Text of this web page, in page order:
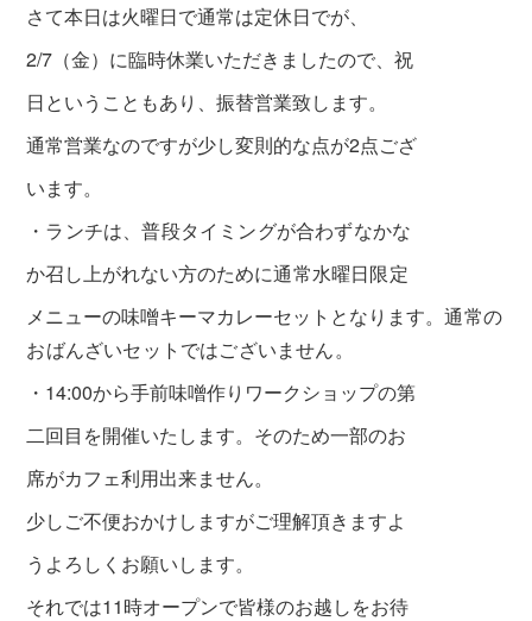
さて本日は火曜日で通常は定休日でが、
2/7（金）に臨時休業いただきましたので、祝
日ということもあり、振替営業致します。
通常営業なのですが少し変則的な点が2点ござ
います。
・ ランチは、普段タイミングが合わずなかな
か召し上がれない方のために通常水曜日限定
メニューの味噌キーマカレーセットとなります。通常の
おばんざいセットではございません。
・14:00から手前味噌作りワークショップの第
二回目を開催いたします。 そのため一部のお
席がカフェ利用出来ません。
少しご不便おかけしますがご理解頂きますよ
うよろしくお願いします。
それでは11時オープンで皆様のお越しをお待